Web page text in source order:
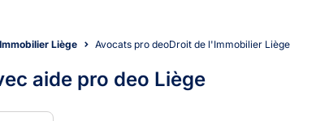
Liège Avocats pro deoDroit de l'Immobilier Liège
aide pro deo Liège